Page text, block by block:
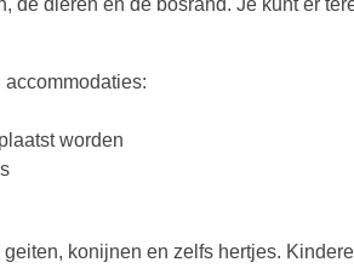
worden
konijnen en zelfs hertjes.